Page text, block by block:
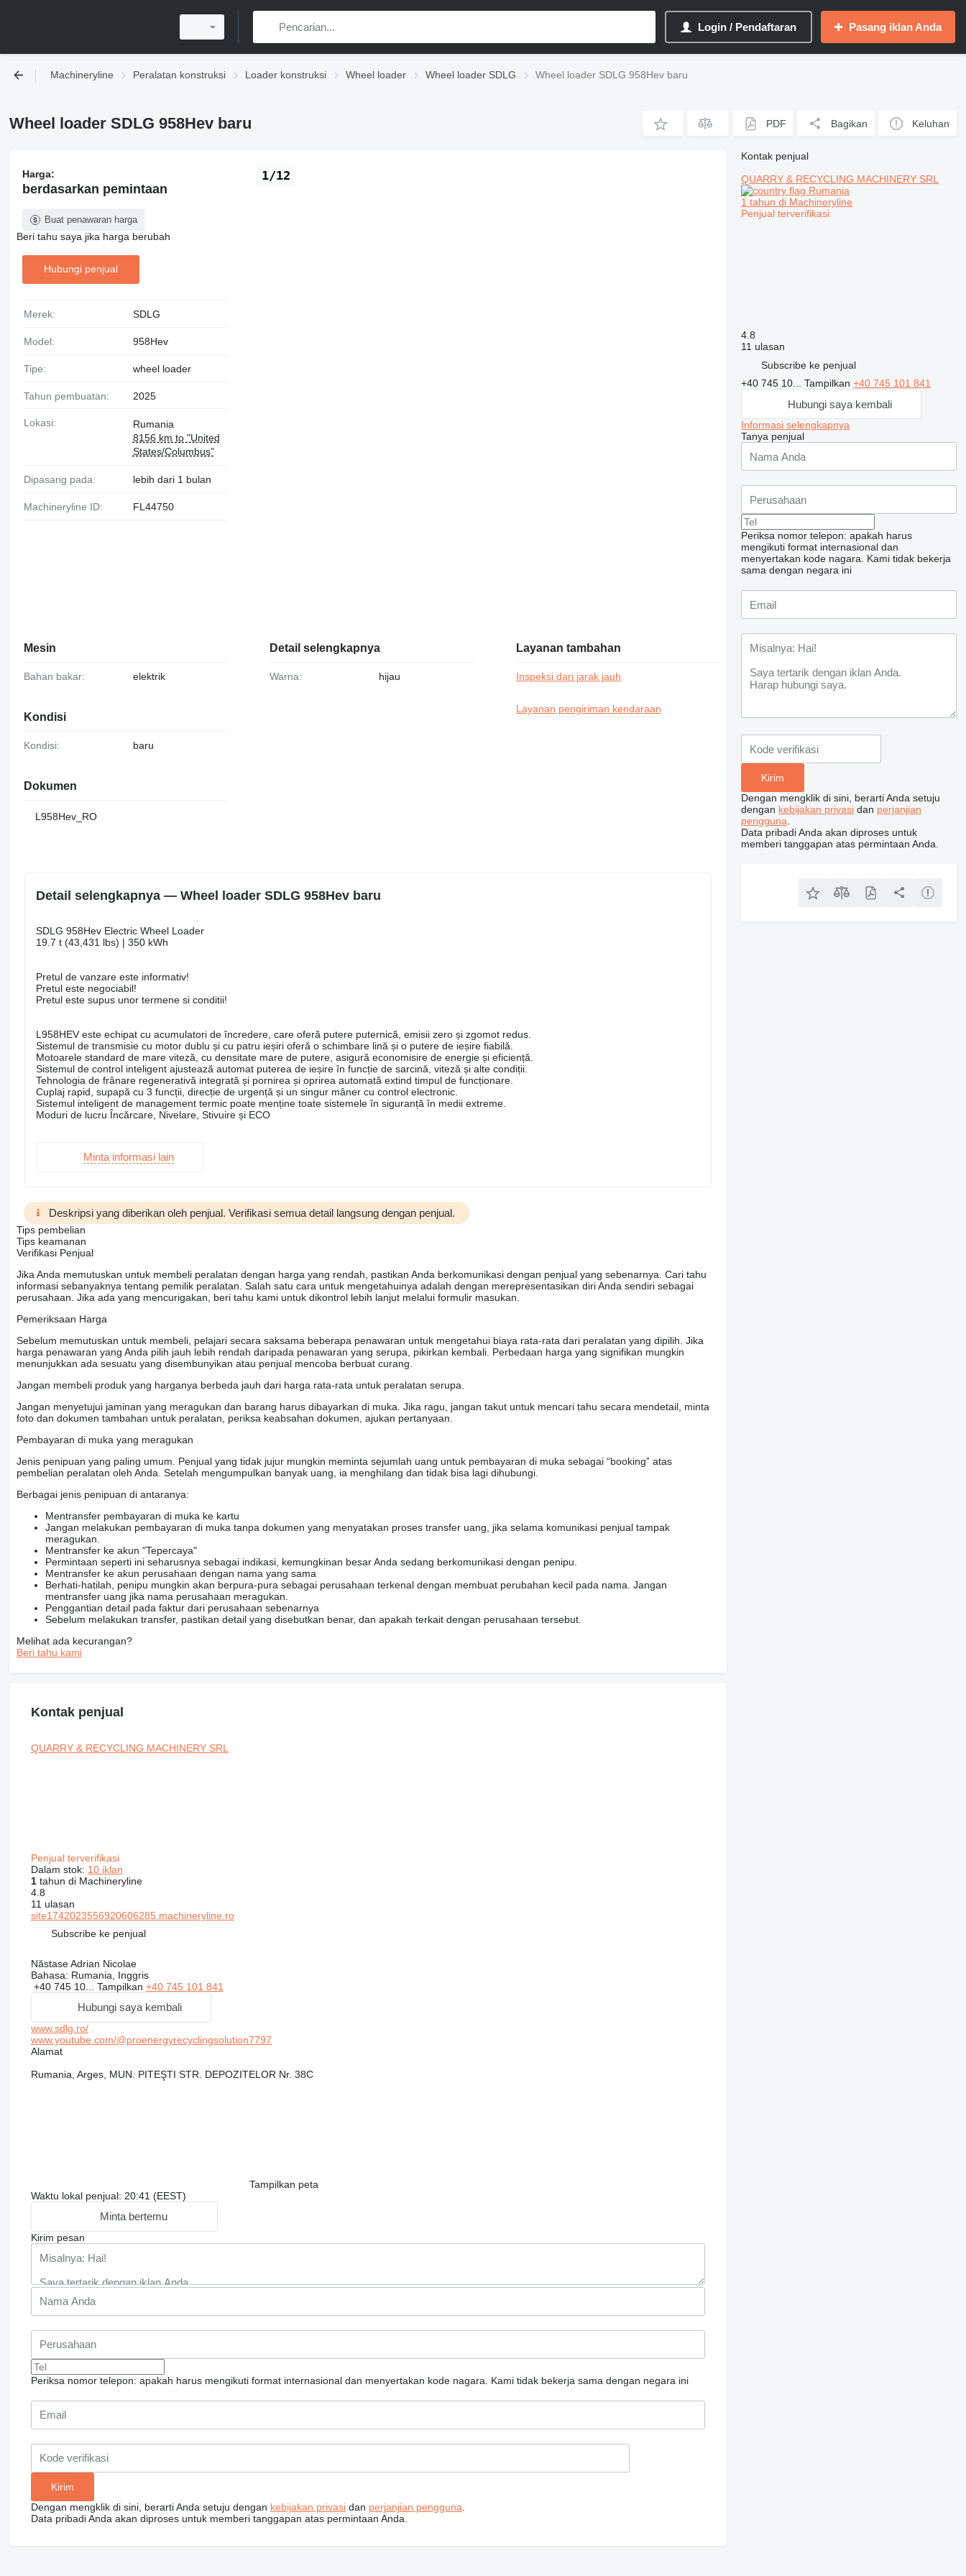
Login / Pendaftaran Pasang iklan Anda
Machineryline Peralatan konstruksi Loader konstruksi Wheel loader Wheel loader SDLG Wheel loader SDLG 958Hev baru
Wheel loader SDLG 958Hev baru PDF Bagikan Keluhan
1/12
Harga:
berdasarkan pemintaan
Buat penawaran harga
Beri tahu saya jika harga berubah
Hubungi penjual
Merek: SDLG
Model: 958Hev
Tipe: wheel loader
Tahun pembuatan: 2025
Lokasi:
Rumania
8156 km to "United
States/Columbus"
Dipasang pada: lebih dari 1 bulan
Machineryline ID: FL44750
Mesin
Bahan bakar: elektrik
Kondisi
Kondisi: baru
Dokumen
L958Hev_RO
Detail selengkapnya
Warna: hijau
Layanan tambahan
Inspeksi dari jarak jauh
Layanan pengiriman kendaraan
Detail selengkapnya — Wheel loader SDLG 958Hev baru
SDLG 958Hev Electric Wheel Loader
19.7 t (43,431 lbs) | 350 kWh
Pretul de vanzare este informativ!
Pretul este negociabil!
Pretul este supus unor termene si conditii!
L958HEV este echipat cu acumulatori de încredere, care oferă putere puternică, emisii zero și zgomot redus.
Sistemul de transmisie cu motor dublu și cu patru ieșiri oferă o schimbare lină și o putere de ieșire fiabilă.
Motoarele standard de mare viteză, cu densitate mare de putere, asigură economisire de energie și eficiență.
Sistemul de control inteligent ajustează automat puterea de ieșire în funcție de sarcină, viteză și alte condiții.
Tehnologia de frânare regenerativă integrată și pornirea și oprirea automată extind timpul de funcționare.
Cuplaj rapid, supapă cu 3 funcții, direcție de urgență și un singur mâner cu control electronic.
Sistemul inteligent de management termic poate menține toate sistemele în siguranță în medii extreme.
Moduri de lucru Încărcare, Nivelare, Stivuire și ECO
Minta informasi lain
Deskripsi yang diberikan oleh penjual. Verifikasi semua detail langsung dengan penjual.
Tips pembelian
Tips keamanan
Verifikasi Penjual
Jika Anda memutuskan untuk membeli peralatan dengan harga yang rendah, pastikan Anda berkomunikasi dengan penjual yang sebenarnya. Cari tahu
informasi sebanyaknya tentang pemilik peralatan. Salah satu cara untuk mengetahuinya adalah dengan merepresentasikan diri Anda sendiri sebagai
perusahaan. Jika ada yang mencurigakan, beri tahu kami untuk dikontrol lebih lanjut melalui formulir masukan.
Pemeriksaan Harga
Sebelum memutuskan untuk membeli, pelajari secara saksama beberapa penawaran untuk mengetahui biaya rata-rata dari peralatan yang dipilih. Jika
harga penawaran yang Anda pilih jauh lebih rendah daripada penawaran yang serupa, pikirkan kembali. Perbedaan harga yang signifikan mungkin
menunjukkan ada sesuatu yang disembunyikan atau penjual mencoba berbuat curang.
Jangan membeli produk yang harganya berbeda jauh dari harga rata-rata untuk peralatan serupa.
Jangan menyetujui jaminan yang meragukan dan barang harus dibayarkan di muka. Jika ragu, jangan takut untuk mencari tahu secara mendetail, minta
foto dan dokumen tambahan untuk peralatan, periksa keabsahan dokumen, ajukan pertanyaan.
Pembayaran di muka yang meragukan
Jenis penipuan yang paling umum. Penjual yang tidak jujur mungkin meminta sejumlah uang untuk pembayaran di muka sebagai “booking” atas
pembelian peralatan oleh Anda. Setelah mengumpulkan banyak uang, ia menghilang dan tidak bisa lagi dihubungi.
Berbagai jenis penipuan di antaranya:
Mentransfer pembayaran di muka ke kartu
Jangan melakukan pembayaran di muka tanpa dokumen yang menyatakan proses transfer uang, jika selama komunikasi penjual tampak
meragukan.
Mentransfer ke akun "Tepercaya"
Permintaan seperti ini seharusnya sebagai indikasi, kemungkinan besar Anda sedang berkomunikasi dengan penipu.
Mentransfer ke akun perusahaan dengan nama yang sama
Berhati-hatilah, penipu mungkin akan berpura-pura sebagai perusahaan terkenal dengan membuat perubahan kecil pada nama. Jangan
mentransfer uang jika nama perusahaan meragukan.
Penggantian detail pada faktur dari perusahaan sebenarnya
Sebelum melakukan transfer, pastikan detail yang disebutkan benar, dan apakah terkait dengan perusahaan tersebut.
Melihat ada kecurangan?
Beri tahu kami
Kontak penjual
QUARRY & RECYCLING MACHINERY SRL
Penjual terverifikasi
Dalam stok: 10 iklan
1tahun di Machineryline
4.8
11 ulasan
site1742023556920606285.machineryline.ro
Subscribe ke penjual
Năstase Adrian Nicolae
Bahasa: Rumania, Inggris
+40 745 10... Tampilkan +40 745 101 841
Hubungi saya kembali
www.sdlg.ro/
www.youtube.com/@proenergyrecyclingsolution7797
Alamat
Rumania, Arges, MUN. PITEŞTI STR. DEPOZITELOR Nr. 38C
Tampilkan peta
Waktu lokal penjual: 20:41 (EEST)
Minta bertemu
Kirim pesan
Periksa nomor telepon: apakah harus mengikuti format internasional dan menyertakan kode nagara. Kami tidak bekerja sama dengan negara ini
Dengan mengklik di sini, berarti Anda setuju dengan kebijakan privasidan perjanjian pengguna
Data pribadi Anda akan diproses untuk memberi tanggapan atas permintaan Anda.
Kontak penjual
QUARRY & RECYCLING MACHINERY SRL
Rumania
1 tahun di Machineryline
Penjual terverifikasi
4.8
11 ulasan
Subscribe ke penjual
+40 745 10...Tampilkan+40 745 101 841
Hubungi saya kembali
Informasi selengkapnya
Tanya penjual
Periksa nomor telepon: apakah harus
mengikuti format internasional dan
menyertakan kode nagara.
Kami tidak bekerja
sama dengan negara ini
Dengan mengklik di sini, berarti Anda setuju
dengan kebijakan privasi dan perjanjian
pengguna
Data pribadi Anda akan diproses untuk
memberi tanggapan atas permintaan Anda.